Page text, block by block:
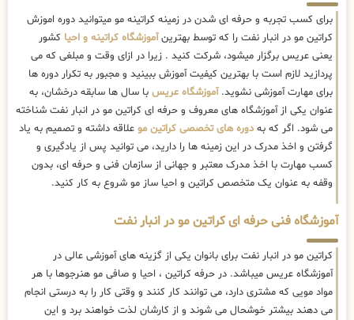
برای کسب تجربه و حرفه ای شدن در زمینه کراتینه مو میتوانید دوره اموزش
کراتین مو در انبار نفت را که توسط بهترینآموزشگاه کراتینه و احیا کشور
یعنی عریس برگزار میشود، شرکت کنید . زیرا در ازای وقت و مبلغی که می
پردازید لازم است با بهترین کیفیت آموزش ببینید و مجبور به تکرار دوره ها
برای مهارت آموزشی نشوید.آموزشگاه عریس با سال ها سابقه درخشان، به
عنوان یکی از آموزشگاه های معروف و حرفه ای کراتین مو در انبار نفت شناخته
می شود. اگر که بهدوره های تخصصی کراتین مو علاقه داشته و تصمیم به یاد
گرفتن و اخذ مدرک در این زمینه ها را دارید، می توانید پس از یادگیری و
کسب مهارت با اخذ مدرک معتبر و جهانی از سازمان فنی و حرفه ای، بدون
وقفه به عنوان یک متخصص کراتین و احیا ساز مو شروع به کار کنید.
آموزشگاه فنی حرفه ای کراتین مو در انبار نفت
کراتین مو در انبار نفت برای بانوان یکی از گزینه های آموزشی عالی در
آموزشگاه عریس میباشد. در حرفه کراتین ، احیا و صافی مو هنرجوها با هر
مواد مویی که مشتری دارد، می توانند کار کنند و وقتی کار را به درستی انجام
می دهند بیشتر خوشحال می شوند و از کارشان لذت خواهند برد و این